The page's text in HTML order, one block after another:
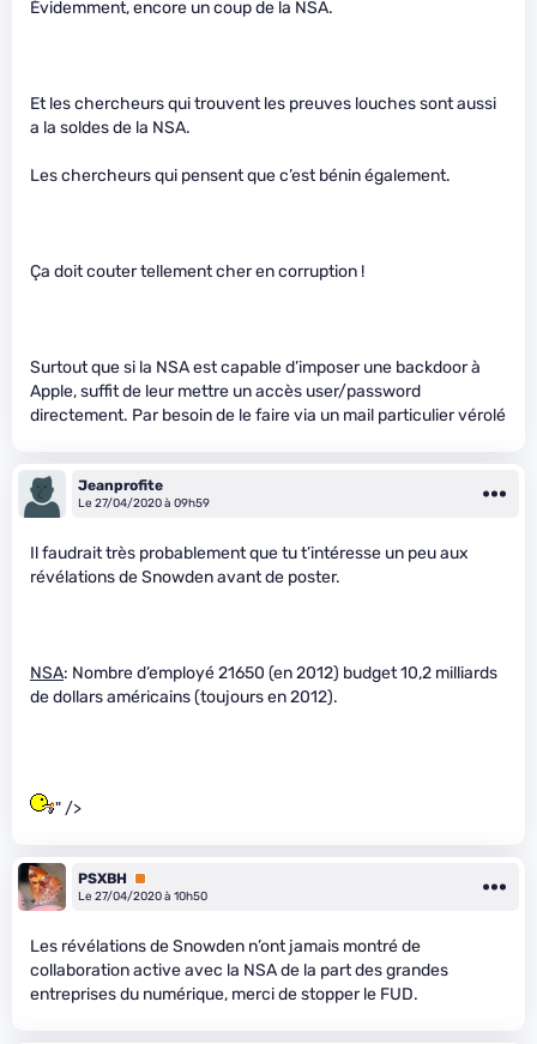
Évidemment, encore un coup de la NSA.
Et les chercheurs qui trouvent les preuves louches sont aussi
a la soldes de la NSA.
Les chercheurs qui pensent que c’est bénin également.
Ça doit couter tellement cher en corruption !
Surtout que si la NSA est capable d’imposer une backdoor à
Apple, suffit de leur mettre un accès user/password
directement. Par besoin de le faire via un mail particulier vérolé
Jeanprofite
Le 27/04/2020 à 09h59
Il faudrait très probablement que tu t’intéresse un peu aux
révélations de Snowden avant de poster.
NSA: Nombre d’employé 21650 (en 2012) budget 10,2 milliards
de dollars américains (toujours en 2012).
" />
PSXBH
Premium
Le 27/04/2020 à 10h50
Les révélations de Snowden n’ont jamais montré de
collaboration active avec la NSA de la part des grandes
entreprises du numérique, merci de stopper le FUD.